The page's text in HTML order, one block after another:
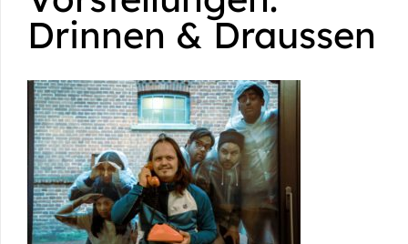
Drinnen & Draussen